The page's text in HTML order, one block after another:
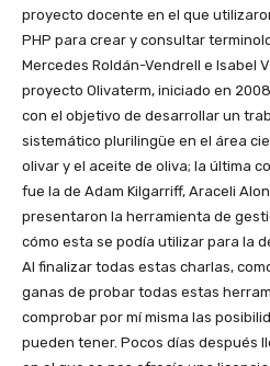
proyecto docente en el que
PHP para crear y consultar
Mercedes Roldán-Vendrell e Isabel
proyecto Olivaterm, iniciado en
con el objetivo de desarrollar un
sistemático plurilingüe en el área
olivar y el aceite de oliva; la última
fue la de Adam Kilgarriff, Araceli
presentaron la herramienta de
cómo esta se podía utilizar para la
Al finalizar todas estas charlas,
ganas de probar todas estas
comprobar por mí misma las
pueden tener. Pocos días después